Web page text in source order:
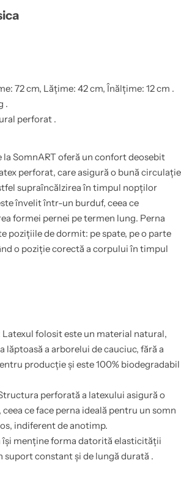
72 cm, Lățime: 42 cm, Înălțime: 12 cm .
.
perforat .
la SomnART oferă un confort deosebit
perforat, care asigură o bună circulație
supraîncălzirea în timpul nopților
învelit într-un burduf, ceea ce
formei pernei pe termen lung. Perna
pozițiile de dormit: pe spate, pe o parte
o poziție corectă a corpului în timpul
Latexul folosit este un material natural,
lăptoasă a arborelui de cauciuc, fără a
producție și este 100% biodegradabil
perforată a latexului asigură o
ce face perna ideală pentru un somn
indiferent de anotimp.
își menține forma datorită elasticității
suport constant și de lungă durată .